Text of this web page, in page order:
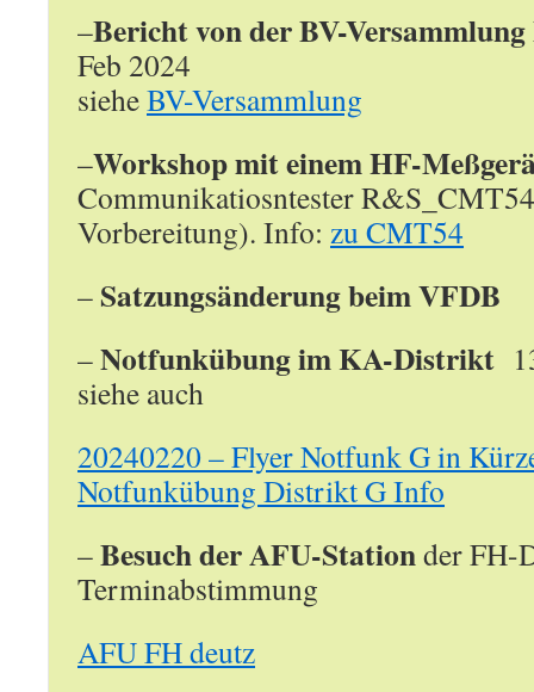
–Bericht von der BV-
Feb 2024
sieheBV-Versammlung
–Workshop mit einem HF-
Communikatiosntester
Vorbereitung). Info: zu CMT54
– Satzungsänderung beim VFDB
–Notfunkübung im KA-Distrikt
siehe auch
20240220 – Flyer Notfunk G in
Notfunkübung Distrikt G Info
–Besuch der AFU-Stationder FH-
Terminabstimmung
AFU FH deutz